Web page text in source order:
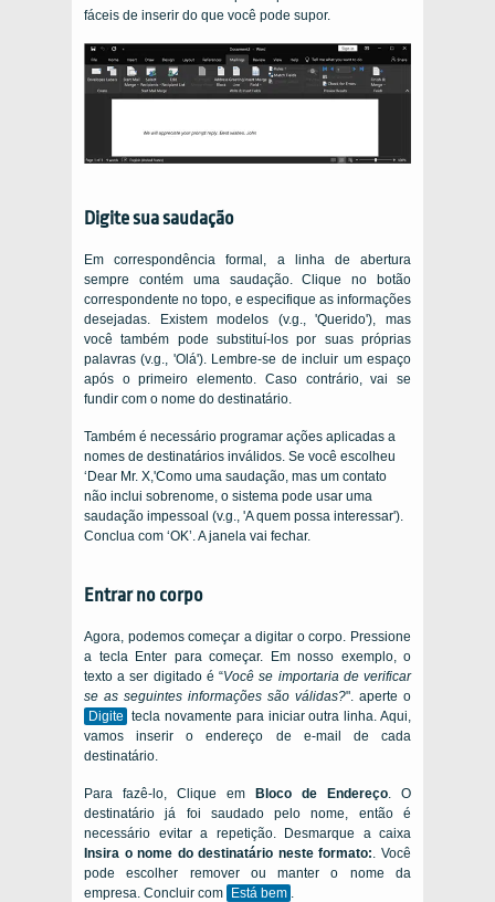
fáceis de inserir do que você pode supor.
Digite sua saudação
Em correspondência formal, a linha de abertura
sempre contém uma saudação. Clique no botão
correspondente no topo, e especifique as informações
desejadas. Existem modelos (v.g., 'Querido'), mas
você também pode substituí-los por suas próprias
palavras (v.g., 'Olá'). Lembre-se de incluir um espaço
após o primeiro elemento. Caso contrário, vai se
fundir com o nome do destinatário.
Também é necessário programar ações aplicadas a
nomes de destinatários inválidos. Se você escolheu
‘Dear Mr. X,'Como uma saudação, mas um contato
não inclui sobrenome, o sistema pode usar uma
saudação impessoal (v.g., 'A quem possa interessar').
Conclua com ‘OK’. A janela vai fechar.
Entrar no corpo
Agora, podemos começar a digitar o corpo. Pressione
a tecla Enter para começar. Em nosso exemplo, o
texto a ser digitado é “Você se importaria de verificar
se as seguintes informações são válidas?". aperte o
Digite tecla novamente para iniciar outra linha. Aqui,
vamos inserir o endereço de e-mail de cada
destinatário.
Para fazê-lo, Clique em Bloco de Endereço. O
destinatário já foi saudado pelo nome, então é
necessário evitar a repetição. Desmarque a caixa
Insira o nome do destinatário neste formato:. Você
pode escolher remover ou manter o nome da
empresa. Concluir com Está bem .